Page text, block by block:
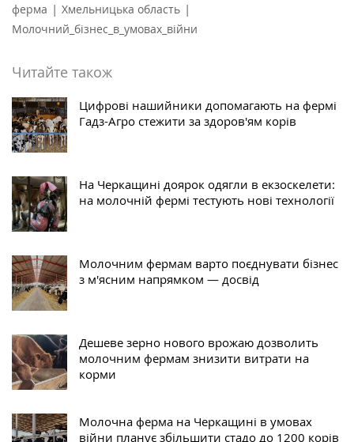
ферма | Хмельницька область |
Молочний_бізнес_в_умовах_війни
Читайте також
Цифрові нашийники допомагають на фермі
Гадз-Агро стежити за здоров'ям корів
На Черкащині доярок одягли в екзоскелети:
на молочній фермі тестують нові технології
Молочним фермам варто поєднувати бізнес
з м'ясним напрямком — досвід
Дешеве зерно нового врожаю дозволить
молочним фермам знизити витрати на
корми
Молочна ферма на Черкащині в умовах
війни планує збільшити стадо до 1200 корів